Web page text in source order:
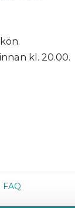
kl. 20.00.
FAQ